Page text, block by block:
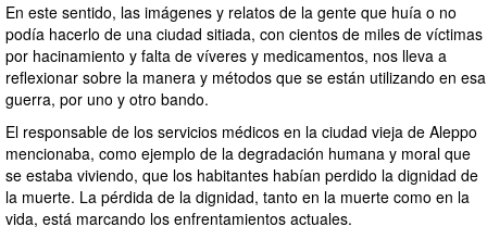
En este sentido, las imágenes y relatos de la gente que huía o no
podía hacerlo de una ciudad sitiada, con cientos de miles de víctimas
por hacinamiento y falta de víveres y medicamentos, nos lleva a
reflexionar sobre la manera y métodos que se están utilizando en esa
guerra, por uno y otro bando.
El responsable de los servicios médicos en la ciudad vieja de Aleppo
mencionaba, como ejemplo de la degradación humana y moral que
se estaba viviendo, que los habitantes habían perdido la dignidad de
la muerte. La pérdida de la dignidad, tanto en la muerte como en la
vida, está marcando los enfrentamientos actuales.